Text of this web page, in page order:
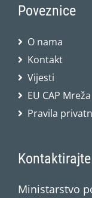
Poveznice
O nama
Kontakt
Vijesti
EU CAP Mreža
Pravila
Ministarstvo